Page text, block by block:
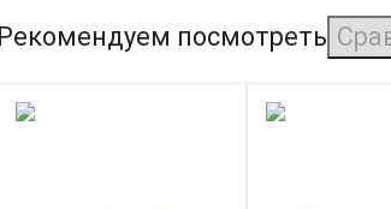
Рекомендуем посмотреть